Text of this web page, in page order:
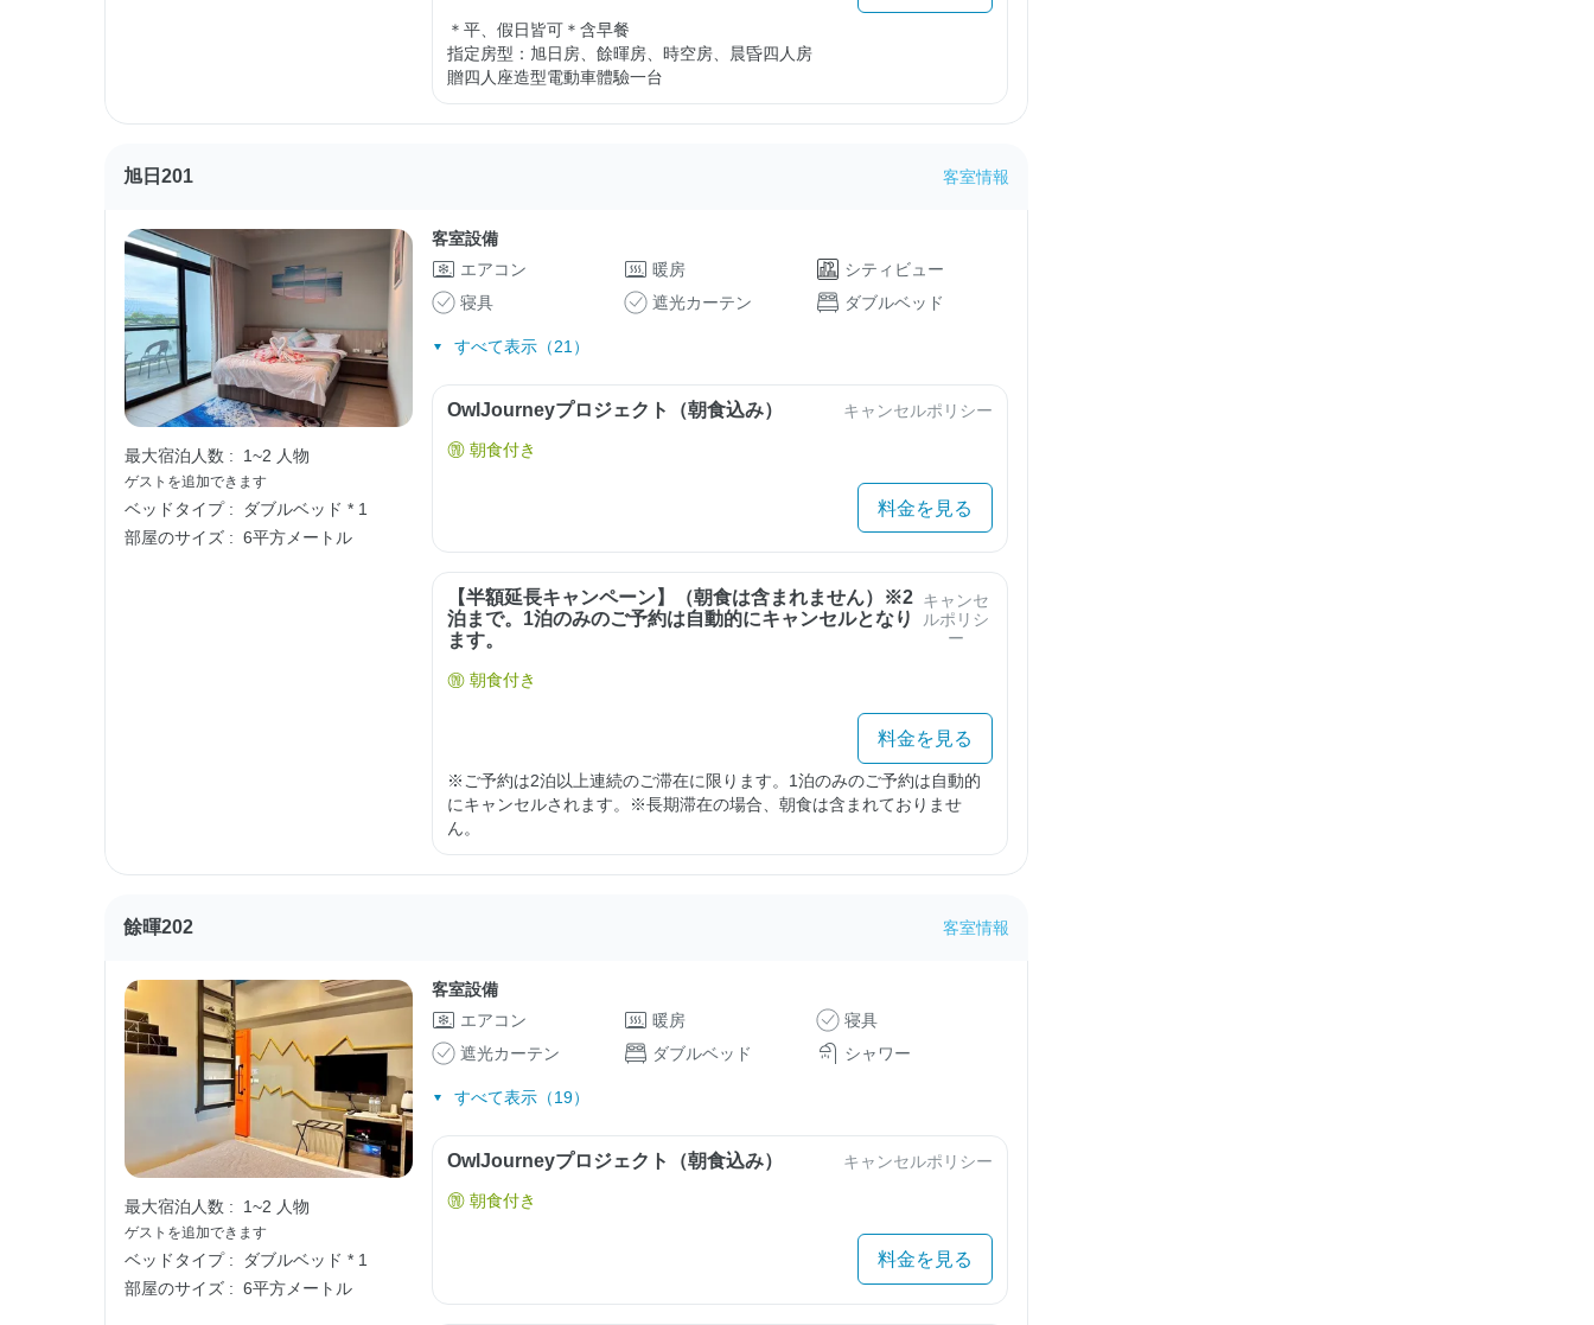
＊平、假日皆可＊含早餐
指定房型：旭日房、餘暉房、時空房、晨昏四人房
贈四人座造型電動車體驗一台
旭日201 客室情報
最大宿泊人数 : 1~2 人物
ゲストを追加できます
ベッドタイプ :
ダブルベッド * 1
部屋のサイズ : 6平方メートル
客室設備
エアコン
暖房
シティビュー
寝具
遮光カーテン ダブルベッド
すべて表示（21）
OwlJourneyプロジェクト（朝食込み） キャンセルポリシー
朝食付き
料金を見る
【半額延長キャンペーン】（朝食は含まれません）※2
泊まで。1泊のみのご予約は自動的にキャンセルとなり
ます。
キャンセ
ルポリシ
ー
朝食付き
料金を見る
※ご予約は2泊以上連続のご滞在に限ります。1泊のみのご予約は自動的
にキャンセルされます。※長期滞在の場合、朝食は含まれておりませ
ん。
餘暉202 客室情報
最大宿泊人数 : 1~2 人物
ゲストを追加できます
ベッドタイプ :
ダブルベッド * 1
部屋のサイズ : 6平方メートル
客室設備
エアコン
暖房
寝具
遮光カーテン
ダブルベッド シャワー
すべて表示（19）
OwlJourneyプロジェクト（朝食込み） キャンセルポリシー
朝食付き
料金を見る